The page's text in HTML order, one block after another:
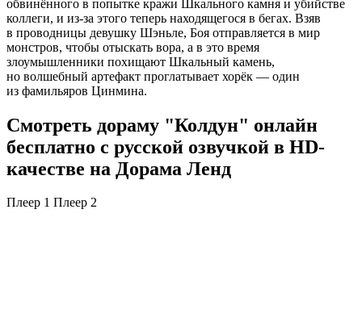
обвинённого в попытке кражи Шкального камня и убийстве
коллеги, и из-за этого теперь находящегося в бегах. Взяв
в проводницы девушку Шэньле, Боя отправляется в мир
монстров, чтобы отыскать вора, а в это время
злоумышленники похищают Шкальный камень,
но волшебный артефакт проглатывает хорёк — один
из фамильяров Цинмина.
Смотреть дораму "Колдун" онлайн
бесплатно с русской озвучкой в HD-
качестве на Дорама Ленд
Плеер 1 Плеер 2